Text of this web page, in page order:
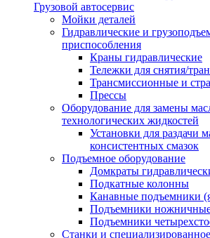
Грузовой автосервис
Мойки деталей
Гидравлические и
приспособления
Краны гидравлические
Тележки для снятия/
Трансмиссионные и
Прессы
Оборудование для замены
технологических жидкостей
Установки для раздачи
консистентных смазок
Подъемное оборудование
Домкраты
Подкатные колонны
Канавные подъемники
Подъемники
Подъемники
Станки и